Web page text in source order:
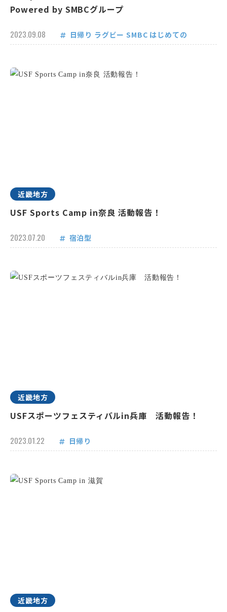
Powered by SMBCグループ
2023.09.08 日帰り ラグビー SMBC はじめての
近畿地方
USF Sports Camp in奈良 活動報告！
2023.07.20 宿泊型
近畿地方
USFスポーツフェスティバルin兵庫 活動報告！
2023.01.22 日帰り
近畿地方